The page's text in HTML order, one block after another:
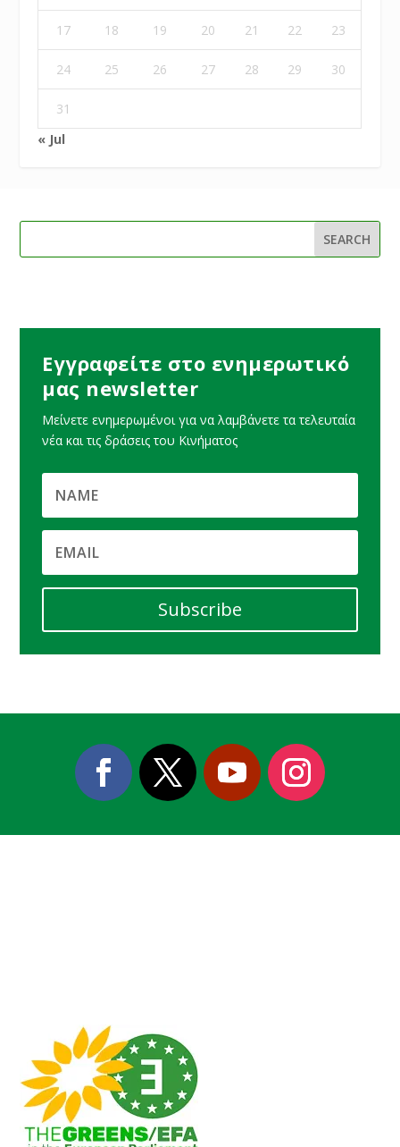
17 18 19 20 21 22 23
24 25 26 27 28 29 30
31
« Jul
Εγγραφείτε στο ενημερωτικό
μας newsletter
Μείνετε ενημερωμένοι για να λαμβάνετε τα τελευταία
νέα και τις δράσεις του Κινήματος
Subscribe